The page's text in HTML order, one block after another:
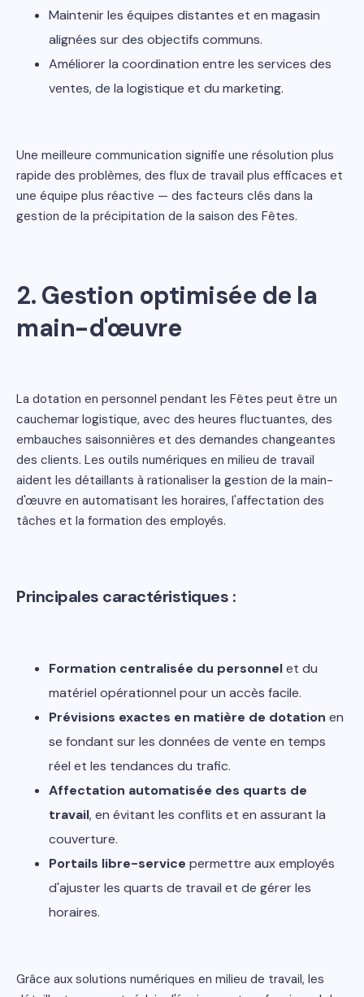
Maintenir les équipes distantes et en magasin
alignées sur des objectifs communs.
Améliorer la coordination entre les services des
ventes, de la logistique et du marketing.
Une meilleure communication signifie une résolution plus
rapide des problèmes, des flux de travail plus efficaces et
une équipe plus réactive — des facteurs clés dans la
gestion de la précipitation de la saison des Fêtes.
2. Gestion optimisée de la
main-d'œuvre
La dotation en personnel pendant les Fêtes peut être un
cauchemar logistique, avec des heures fluctuantes, des
embauches saisonnières et des demandes changeantes
des clients. Les outils numériques en milieu de travail
aident les détaillants à rationaliser la gestion de la main-
d'œuvre en automatisant les horaires, l'affectation des
tâches et la formation des employés.
Principales caractéristiques :
Formation centralisée du personnelet du
matériel opérationnel pour un accès facile.
Prévisions exactes en matière de dotation en
se fondant sur les données de vente en temps
réel et les tendances du trafic.
Affectation automatisée des quarts de
travail, en évitant les conflits et en assurant la
couverture.
Portails libre-service permettre aux employés
d'ajuster les quarts de travail et de gérer les
horaires.
Grâce aux solutions numériques en milieu de travail, les